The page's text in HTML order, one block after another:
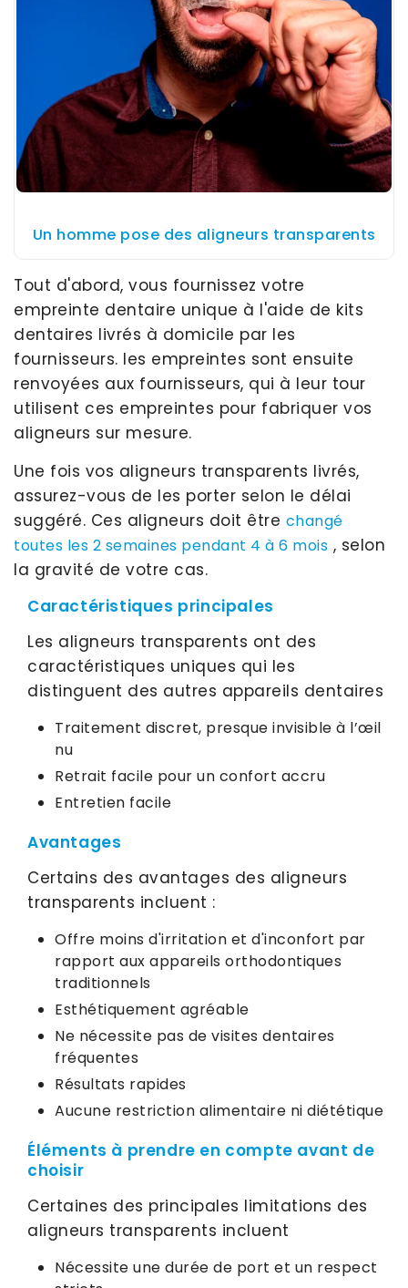
Un homme pose des aligneurs transparents
Tout d'abord, vous fournissez votre
empreinte dentaire unique à l'aide de kits
dentaires livrés à domicile par les
fournisseurs. les empreintes sont ensuite
renvoyées aux fournisseurs, qui à leur tour
utilisent ces empreintes pour fabriquer vos
aligneurs sur mesure.
Une fois vos aligneurs transparents livrés,
assurez-vous de les porter selon le délai
suggéré. Ces aligneurs doit être changé
toutes les 2 semaines pendant 4 à 6 mois , selon
la gravité de votre cas.
Caractéristiques principales
Les aligneurs transparents ont des
caractéristiques uniques qui les
distinguent des autres appareils dentaires
Traitement discret, presque invisible à l’œil
nu
Retrait facile pour un confort accru
Entretien facile
Avantages
Certains des avantages des aligneurs
transparents incluent :
Offre moins d'irritation et d'inconfort par
rapport aux appareils orthodontiques
traditionnels
Esthétiquement agréable
Ne nécessite pas de visites dentaires
fréquentes
Résultats rapides
Aucune restriction alimentaire ni diététique
Éléments à prendre en compte avant de
choisir
Certaines des principales limitations des
aligneurs transparents incluent
Nécessite une durée de port et un respect